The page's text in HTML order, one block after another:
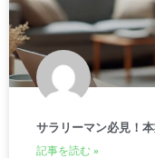
サラリーマン必見！
記事を読む »